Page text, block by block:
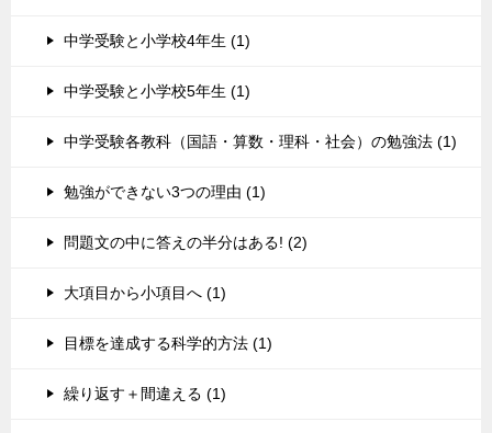
中学受験と小学校4年生 (1)
中学受験と小学校5年生 (1)
中学受験各教科（国語・算数・理科・社会）の勉強法 (1)
勉強ができない3つの理由 (1)
問題文の中に答えの半分はある! (2)
大項目から小項目へ (1)
目標を達成する科学的方法 (1)
繰り返す＋間違える (1)